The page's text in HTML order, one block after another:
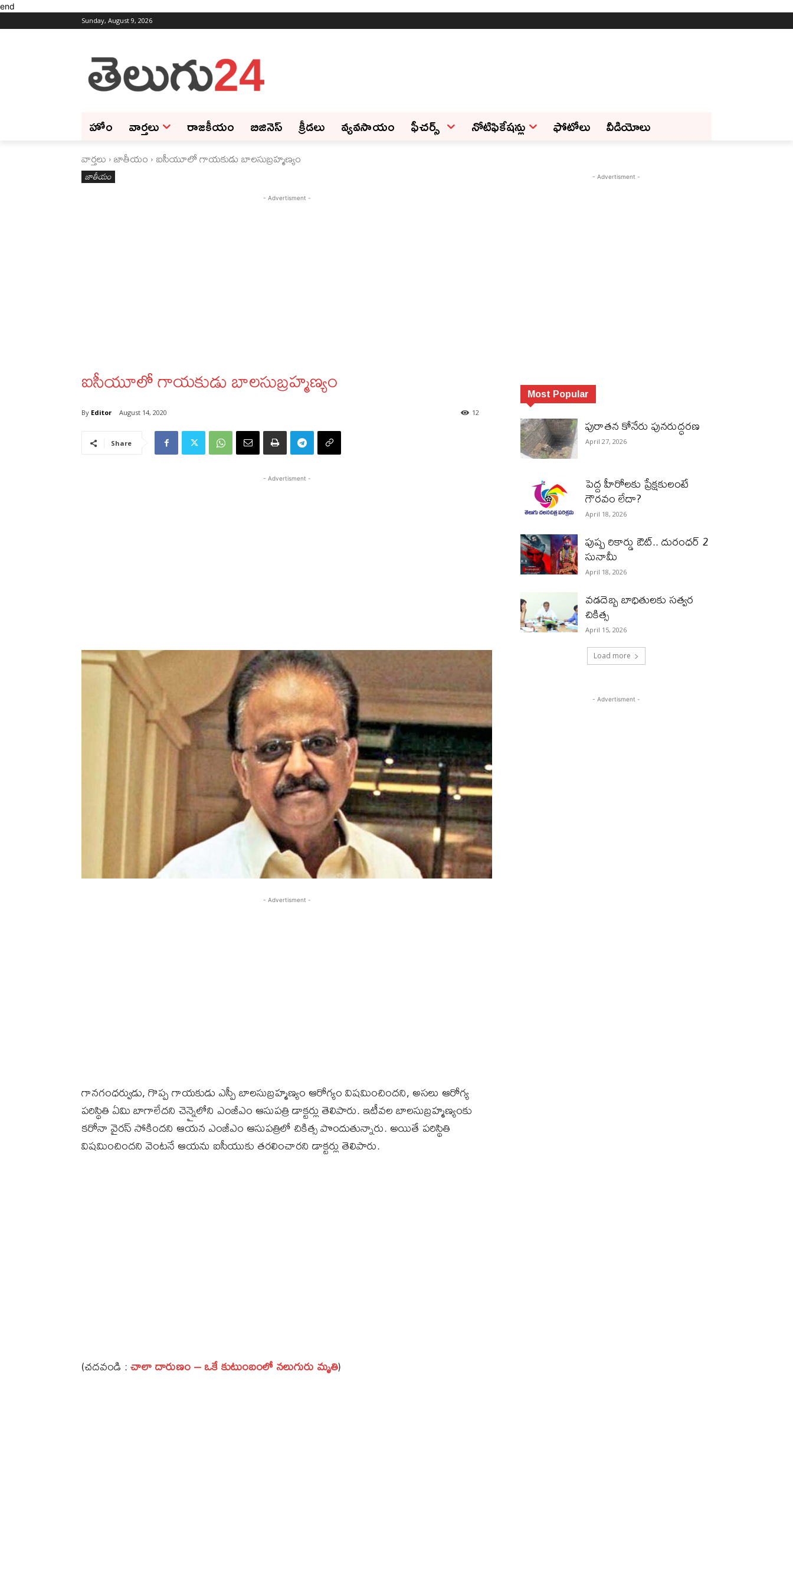
end
Sunday, August 9, 2026
హోం వార్తలు రాజకీయం బిజినెస్‌ క్రీడలు వ్యవసాయం ఫీచ‌ర్స్ ‌ నోటిఫికేషన్లు ఫోటోలు వీడియోలు
వార్తలు జాతీయం ఐసీయూలో గాయకుడు బాలసుబ్రహ్మణ్యం
జాతీయం
- Advertisment -
ఐసీయూలో గాయకుడు బాలసుబ్రహ్మణ్యం
By Editor August 14, 2020 12
Share
- Advertisment -
- Advertisment -
గానగంధర్వుడు, గొప్ప గాయకుడు ఎస్పీ బాలసుబ్రహ్మణ్యం ఆరోగ్యం విషమించిందని, అసలు ఆరోగ్య
పరిస్థితి ఏమి బాగాలేదని చెన్నైలోని ఎంజీఎం ఆసుపత్రి డాక్టర్లు తెలిపారు. ఇటీవల బాలసుబ్రహ్మణ్యంకు
కరోనా వైరస్‌ సోకిందని ఆయన ఎంజీఎం ఆసుపత్రిలో చికిత్స పొందుతున్నారు. అయితే పరిస్థితి
విషమించిందని వెంటనే ఆయను ఐసీయుకు తరలించారని డాక్టర్లు తెలిపారు.
(చదవండి :చాలా దారుణం – ఒకే కుటుంబంలో నలుగురు మృతి)
- Advertisment -
Most Popular
పురాత‌న కోనేరు పున‌రుద్ధ‌ర‌ణ
April 27, 2026
పెద్ద హీరోల‌కు ప్రేక్ష‌కులంటే
గౌర‌వం లేదా?
April 18, 2026
పుష్ప రికార్డు ఔట్‌.. దురంధ‌ర్ 2
సునామీ
April 18, 2026
వడదెబ్బ బాధితులకు సత్వర
చికిత్స
April 15, 2026
Load more
- Advertisment -